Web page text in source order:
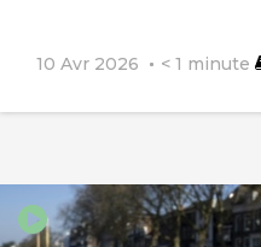
10 Avr 2026 < 1 minute